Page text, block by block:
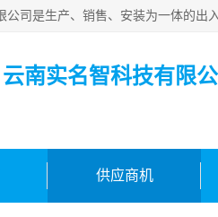
云南实名智科技有限
供应商机